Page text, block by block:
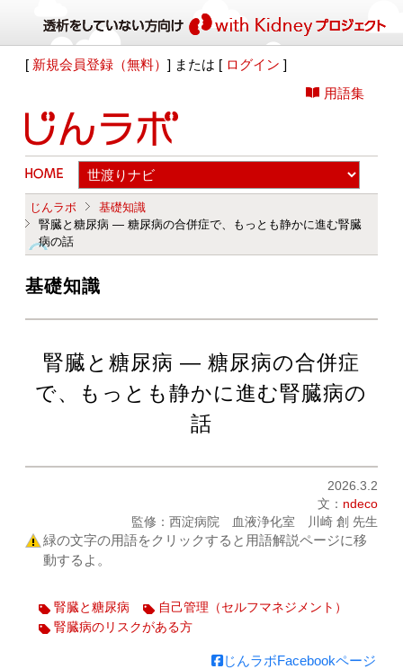
[ 新規会員登録（無料）] または [ ログイン ]
用語集
じんラボ
基礎知識
腎臓と糖尿病 ― 糖尿病の合併症で、もっとも静かに進む腎臓
病の話
基礎知識
腎臓と糖尿病 ― 糖尿病の合併症
で、もっとも静かに進む腎臓病の
話
2026.3.2
文： ndeco
監修：西淀病院 血液浄化室 川崎 創 先生
緑の文字の用語をクリックすると用語解説ページに移
動するよ。
腎臓と糖尿病
自己管理（セルフマネジメント）
腎臓病のリスクがある方
じんラボFacebookページ